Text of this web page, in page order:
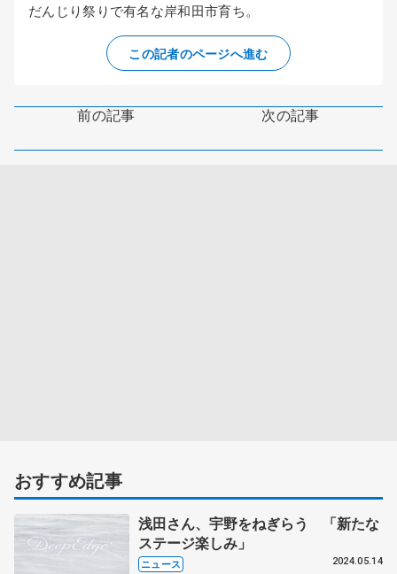
だんじり祭りで有名な岸和田市育ち。
この記者のページへ進む
前の記事 次の記事
おすすめ記事
浅田さん、宇野をねぎらう 「新たな
ステージ楽しみ」
ニュース 2024.05.14